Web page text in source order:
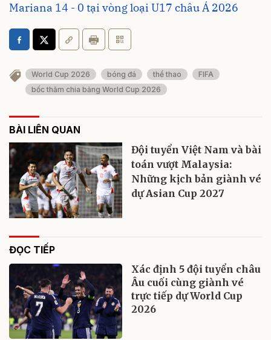
Mariana 14 - 0 tại vòng loại U17 châu Á 2026
World Cup 2026 bóng đá thể thao
FIFA
bốc thăm chia bảng World Cup 2026
BÀI LIÊN QUAN
Đội tuyển Việt Nam và bài
toán vượt Malaysia:
Những kịch bản giành vé
dự Asian Cup 2027
ĐỌC TIẾP
Xác định 5 đội tuyển châu
Âu cuối cùng giành vé
trực tiếp dự World Cup
2026